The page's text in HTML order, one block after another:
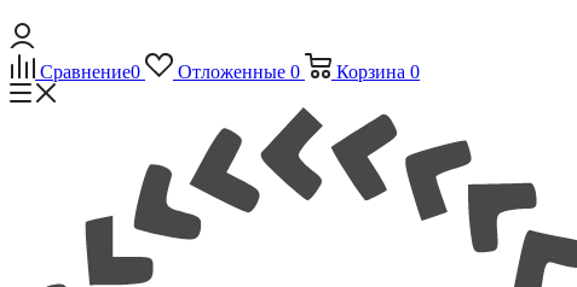
Сравнение0 Отложенные 0 Корзина 0